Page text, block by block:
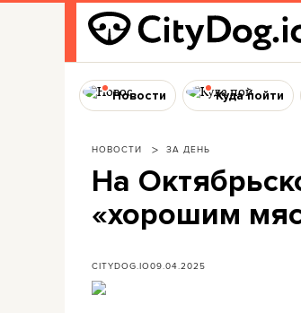
Новости Куда пойти
НОВОСТИ ЗА ДЕНЬ
На
«хорошим
CITYDOG.IO09.04.2025